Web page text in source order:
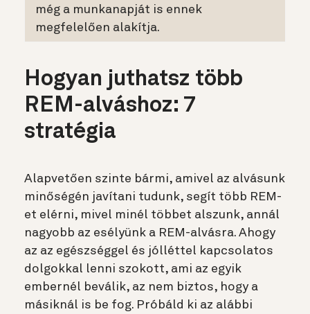
még a munkanapját is ennek
megfelelően alakítja.
Hogyan juthatsz több
REM-alváshoz: 7
stratégia
Alapvetően szinte bármi, amivel az alvásunk
minőségén javítani tudunk, segít több REM-
et elérni, mivel minél többet alszunk, annál
nagyobb az esélyünk a REM-alvásra. Ahogy
az az egészséggel és jólléttel kapcsolatos
dolgokkal lenni szokott, ami az egyik
embernél beválik, az nem biztos, hogy a
másiknál is be fog. Próbáld ki az alábbi